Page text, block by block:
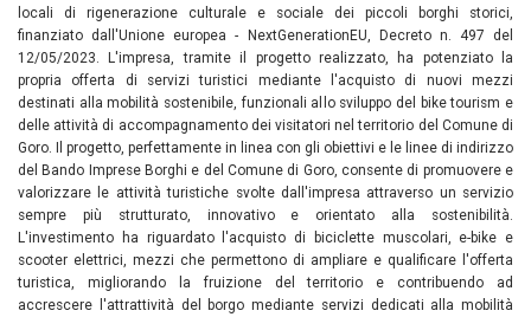
locali di rigenerazione culturale e sociale dei piccoli borghi storici,
finanziato dall'Unione europea - NextGenerationEU, Decreto n. 497 del
12/05/2023. L'impresa, tramite il progetto realizzato, ha potenziato la
propria offerta di servizi turistici mediante l'acquisto di nuovi mezzi
destinati alla mobilità sostenibile, funzionali allo sviluppo del bike tourism e
delle attività di accompagnamento dei visitatori nel territorio del Comune di
Goro. Il progetto, perfettamente in linea con gli obiettivi e le linee di indirizzo
del Bando Imprese Borghi e del Comune di Goro, consente di promuovere e
valorizzare le attività turistiche svolte dall'impresa attraverso un servizio
sempre più strutturato, innovativo e orientato alla sostenibilità.
L'investimento ha riguardato l'acquisto di biciclette muscolari, e-bike e
scooter elettrici, mezzi che permettono di ampliare e qualificare l'offerta
turistica, migliorando la fruizione del territorio e contribuendo ad
accrescere l'attrattività del borgo mediante servizi dedicati alla mobilità